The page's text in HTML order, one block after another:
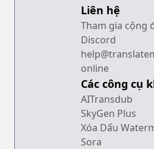
Liên hệ
Tham gia cộng
Discord
online
Các công cụ
AITransdub
SkyGen Plus
Xóa Dấu
Sora